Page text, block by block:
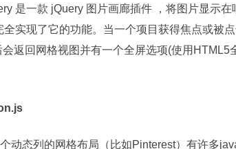
一款 jQuery 图片画廊插件 ，将图片显示在
全实现了它的功能。当一个项目获得焦点或被
返回网格视图并有一个全屏选项(使用HTML5
态列的网格布局（比如Pinterest）有许多